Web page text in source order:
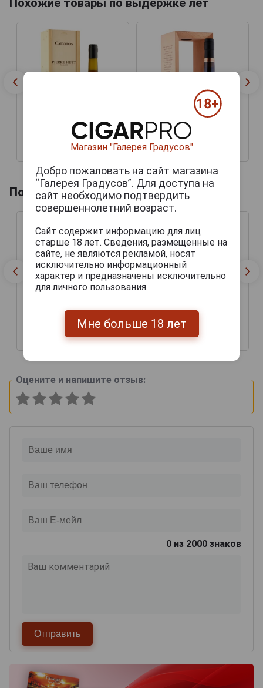
Похожие товары по выдержке лет
42 444 руб. 51 069 руб.
Похожие товары по году производства
50 168 руб. 19 355 руб.
Оцените и напишите отзыв:
0 из 2000 знаков
Магазин "Галерея Градусов"
Добро пожаловать на сайт магазина
“Галерея Градусов”. Для доступа на
сайт необходимо подтвердить
совершеннолетний возраст.
Сайт содержит информацию для лиц
старше 18 лет. Сведения, размещенные на
сайте, не являются рекламой, носят
исключительно информационный
характер и предназначены исключительно
для личного пользования.
Мне больше 18 лет